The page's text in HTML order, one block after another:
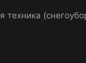
техника